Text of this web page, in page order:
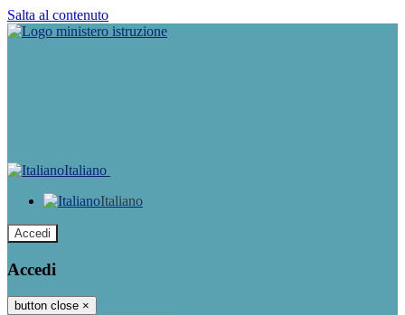
Salta al contenuto
Italiano
Italiano
Accedi
Accedi
button close ×